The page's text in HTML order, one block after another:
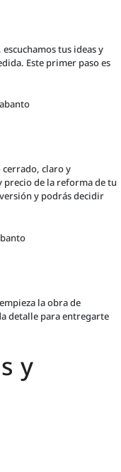
tus ideas y
Este primer paso es
cerrado, claro y
precio de la reforma de tu
y podrás decidir
la obra de
detalle para entregarte
y